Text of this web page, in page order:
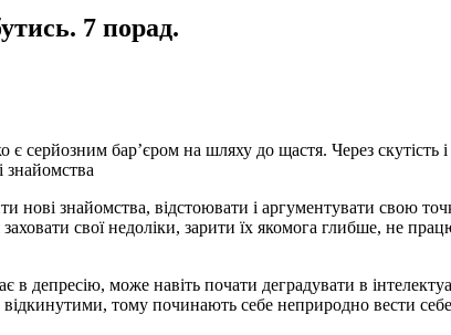
7 порад.
є серйозним бар’єром на шляху до щастя. Через скутість і
знайомства
знайомства, відстоювати і аргументувати свою
свої недоліки, зарити їх якомога глибше, не
в депресію, може навіть почати деградувати в
відкинутими, тому починають себе неприродно вести